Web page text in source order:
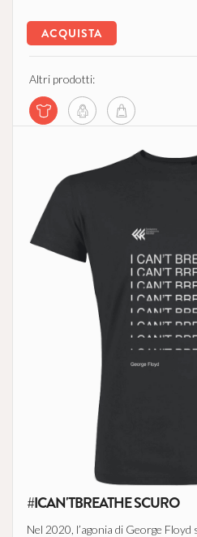
ACQUISTA
Altri prodotti:
#ICAN'TBREATHE SCURO
Nel 2020, l’agonia di George Floyd